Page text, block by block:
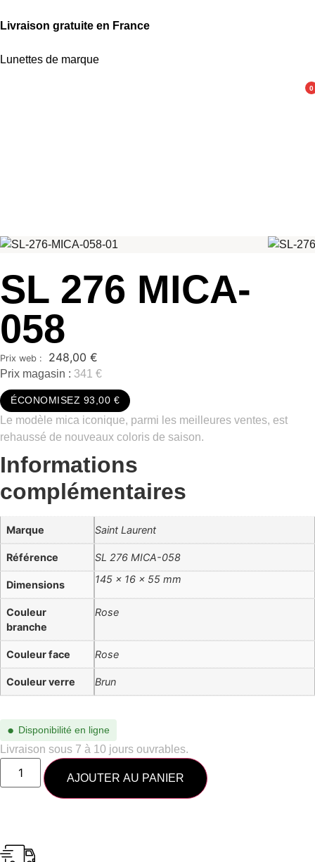
Livraison gratuite en France
Lunettes de marque
0
SL 276 MICA-
058
248,00 €
Prix magasin : 341 €
ÉCONOMISEZ 93,00 €
Le modèle mica iconique, parmi les meilleures ventes, est
rehaussé de nouveaux coloris de saison.
Informations
complémentaires
Référence SL 276 MICA-058
Dimensions 145 × 16 × 55 mm
Couleur
branche
Rose
Couleur face Rose
Couleur verre Brun
Marque Saint Laurent
● Disponibilité en ligne
Livraison sous 7 à 10 jours ouvrables.
AJOUTER AU PANIER